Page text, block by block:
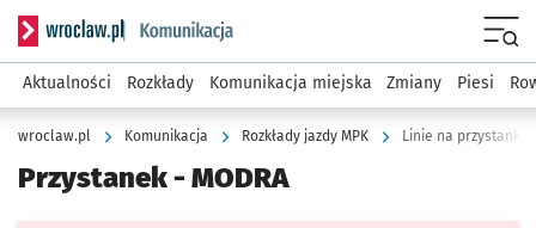
Serwis informacyjny wroclaw.pl podserwis: Komunikacja
Aktualności Rozkłady Komunikacja miejska Zmiany Piesi
wroclaw.pl Komunikacja Rozkłady jazdy MPK Linie na przystanku
Przystanek - MODRA